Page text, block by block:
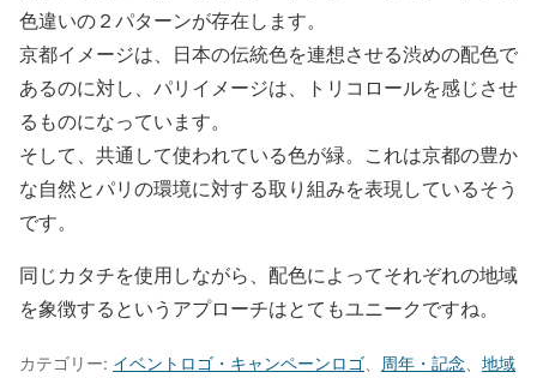
色違いの２パターンが存在します。
京都イメージは、日本の伝統色を連想させる渋めの配色で
あるのに対し、パリイメージは、トリコロールを感じさせ
るものになっています。
そして、共通して使われている色が緑。これは京都の豊か
な自然とパリの環境に対する取り組みを表現しているそう
です。
同じカタチを使用しながら、配色によってそれぞれの地域
を象徴するというアプローチはとてもユニークですね。
カテゴリー: イベントロゴ・キャンペーンロゴ 周年・記念 地域